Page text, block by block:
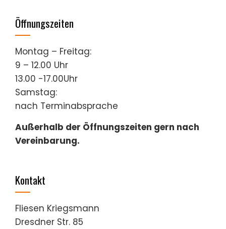
Öffnungszeiten
Montag – Freitag:
9 – 12.00 Uhr
13.00 -17.00Uhr
Samstag:
nach Terminabsprache
Außerhalb der Öffnungszeiten gern nach
Vereinbarung.
Kontakt
Fliesen Kriegsmann
Dresdner Str. 85